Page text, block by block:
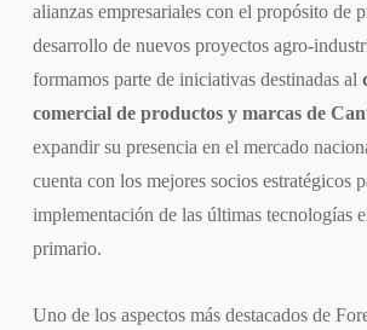
alianzas empresariales con el propósito de
desarrollo de nuevos proyectos agro-
formamos parte de iniciativas destinadas al
comercial de productos y marcas de
expandir su presencia en el mercado
cuenta con los mejores socios estratégicos
implementación de las últimas tecnologías
primario.
Uno de los aspectos más destacados de